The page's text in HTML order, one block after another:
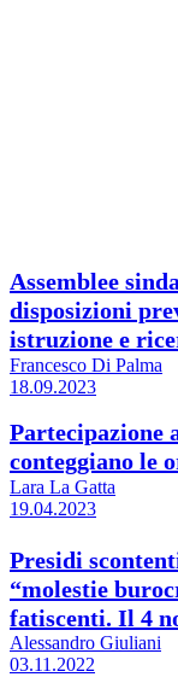
Assemblee
disposizioni
istruzione e
Francesco Di Palma
18.09.2023
Partecipazione
conteggiano le
Lara La Gatta
19.04.2023
Presidi
“molestie
fatiscenti. Il 4
Alessandro Giuliani
03.11.2022